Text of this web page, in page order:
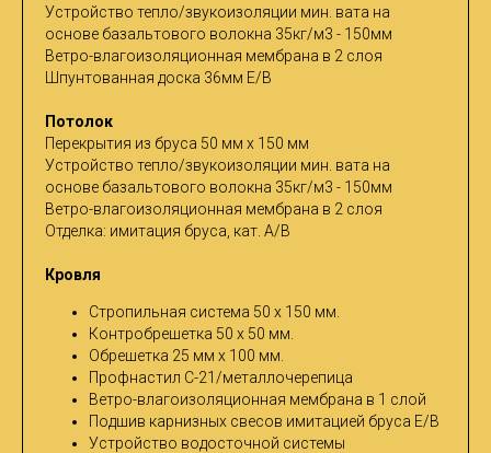
Устройство тепло/звукоизоляции мин. вата на
основе базальтового волокна 35кг/м3 - 150мм
Ветро-влагоизоляционная мембрана в 2 слоя
Шпунтованная доска 36мм Е/В
Потолок
Перекрытия из бруса 50 мм х 150 мм
Устройство тепло/звукоизоляции мин. вата на
основе базальтового волокна 35кг/м3 - 150мм
Ветро-влагоизоляционная мембрана в 2 слоя
Отделка: имитация бруса, кат. A/B
Кровля
Стропильная система 50 х 150 мм.
Контробрешетка 50 х 50 мм.
Обрешетка 25 мм х 100 мм.
Профнастил С-21/металлочерепица
Ветро-влагоизоляционная мембрана в 1 слой
Подшив карнизных свесов имитацией бруса Е/В
Устройство водосточной системы